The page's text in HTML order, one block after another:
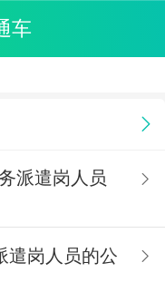
车
派遣岗人员
遣岗人员的公